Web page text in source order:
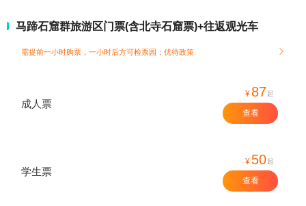
马蹄石窟群旅游区门票(含北寺石窟票)+往返观光车
需提前一小时购票，一小时后方可检票园； 优待政策 
成人票
¥ 87起
查看
学生票
¥ 50起
查看